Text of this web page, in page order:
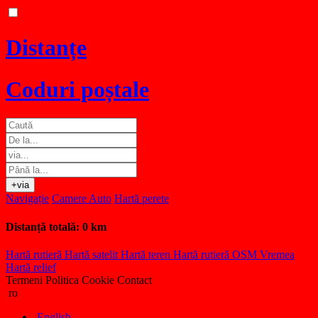
Distanțe
Coduri poștale
+via
Navigație Camere Auto Hartă perete
Distanță totală: 0 km
Hartă rutieră Hartă satelit Hartă teren Hartă rutieră OSM Vremea
Hartă relief
Termeni Politica Cookie Contact
ro